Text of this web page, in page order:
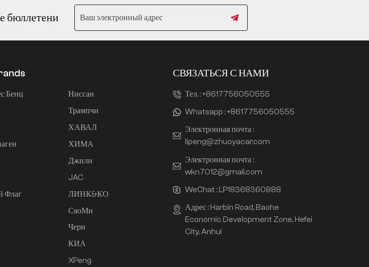
бюллетени
Бенц
Флаг
Ниссан
Трампчи
ХАВАЛ
ХИМА
Джили
JAC
ЛИНК&КО
СяоМи
Чери
КИА
XPeng
СВЯЗАТЬСЯ С НАМИ
Тел. :+8617756050555
Whatsapp :+8617756050555
Электронная почта :
lipeng@zhuoyacar.com
Электронная почта :
wkn7012@gmail.com
WeChat : LP18368360888
Адрес : Harbin Road, Baohe
Economic Development Zone, Hefei
City, Anhui